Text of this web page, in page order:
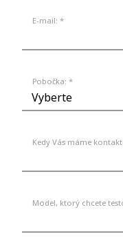
E-mail: *
Pobočka: *
Kedy Vás máme
Model, ktorý chcete